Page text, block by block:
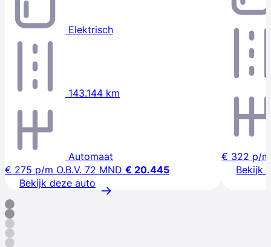
Elektrisch
143.144 km
Automaat
€ 275 p/m O.B.V. 72 MND € 20.445
Bekijk deze auto
€ 322 p/m
Bekijk